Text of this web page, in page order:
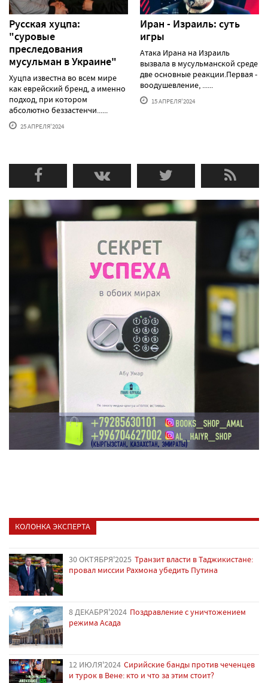
Русская хуцпа:
"суровые
преследования
мусульман в Украине"
Хуцпа известна во всем мире
как еврейский бренд, а именно
подход, при котором
абсолютно беззастенчи......
25 АПРЕЛЯ'2024
Иран - Израиль: суть
игры
Атака Ирана на Израиль
вызвала в мусульманской среде
две основные реакции.Первая -
воодушевление, ......
15 АПРЕЛЯ'2024
КОЛОНКА ЭКСПЕРТА
30 ОКТЯБРЯ'2025 Транзит власти в Таджикистане:
провал миссии Рахмона убедить Путина
8 ДЕКАБРЯ'2024 Поздравление с уничтожением
режима Асада
12 ИЮЛЯ'2024 Сирийские банды против чеченцев
и турок в Вене: кто и что за этим стоит?